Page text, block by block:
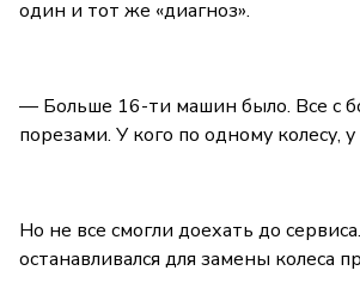
один и тот же «диагноз».
— Больше 16-ти машин было. Все с
порезами. У кого по одному колесу, у
Но не все смогли доехать до
останавливался для замены колеса